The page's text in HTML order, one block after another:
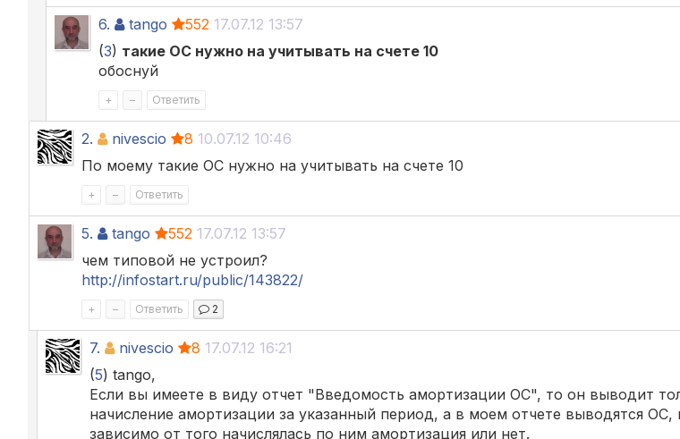
6. tango 552 17.07.12 13:57
(3) такие ОС нужно на учитывать на счете 10
обоснуй
+ – Ответить
2. nivescio 8 10.07.12 10:46
По моему такие ОС нужно на учитывать на счете 10
+ – Ответить
5. tango 552 17.07.12 13:57
чем типовой не устроил?
http://infostart.ru/public/143822/
+ – Ответить 2
7. nivescio 8 17.07.12 16:21
(5) tango,
Если вы имеете в виду отчет "Введомость амортизации ОС", то он выводит
начисление амортизации за указанный период, а в моем отчете выводятся ОС,
зависимо от того начислялась по ним амортизация или нет.